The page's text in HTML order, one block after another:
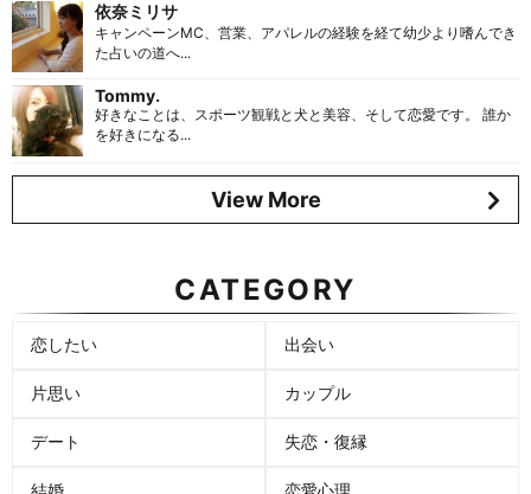
依奈ミリサ
キャンペーンMC、営業、アパレルの経験を経て幼少より嗜んでき
た占いの道へ...
Tommy.
好きなことは、スポーツ観戦と犬と美容、そして恋愛です。 誰か
を好きになる...
View More
CATEGORY
恋したい 出会い
片思い カップル
デート 失恋・復縁